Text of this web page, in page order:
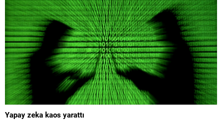
Yapay zeka kaos yarattı